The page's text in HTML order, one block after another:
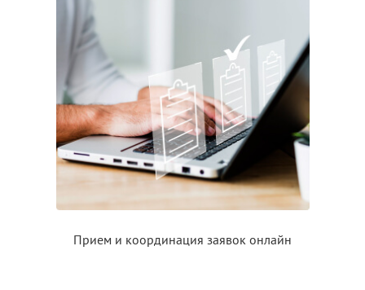
Прием и координация заявок онлайн